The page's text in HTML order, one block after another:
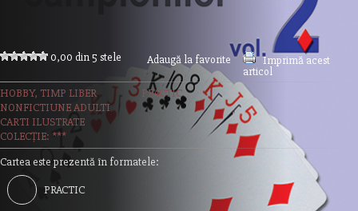
0,00 din 5 stele Adaugă la favorite
Imprimă acest
articol
HOBBY, TIMP LIBER
PRACTIC
NONFICTIUNE ADULTI
CARTI ILUSTRATE
COLECȚIE: ***
Cartea este prezentă în formatele:
PRACTIC